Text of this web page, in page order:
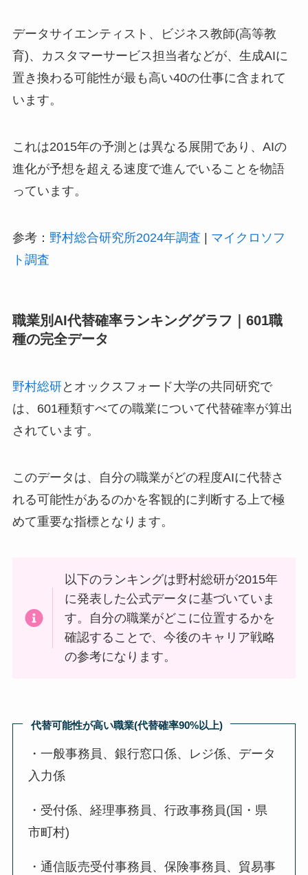
データサイエンティスト、ビジネス教師(高等教
育)、カスタマーサービス担当者などが、生成AIに
置き換わる可能性が最も高い40の仕事に含まれて
います。
これは2015年の予測とは異なる展開であり、AIの
進化が予想を超える速度で進んでいることを物語
っています。
参考： 野村総合研究所2024年調査 | マイクロソフ
ト調査
職業別AI代替確率ランキンググラフ｜601職
種の完全データ
野村総研とオックスフォード大学の共同研究で
は、601種類すべての職業について代替確率が算出
されています。
このデータは、自分の職業がどの程度AIに代替さ
れる可能性があるのかを客観的に判断する上で極
めて重要な指標となります。
以下のランキングは野村総研が2015年
に発表した公式データに基づいていま
す。自分の職業がどこに位置するかを
確認することで、今後のキャリア戦略
の参考になります。
代替可能性が高い職業(代替確率90%以上)
・一般事務員、銀行窓口係、レジ係、データ
入力係
・受付係、経理事務員、行政事務員(国・県
市町村)
・通信販売受付事務員、保険事務員、貿易事